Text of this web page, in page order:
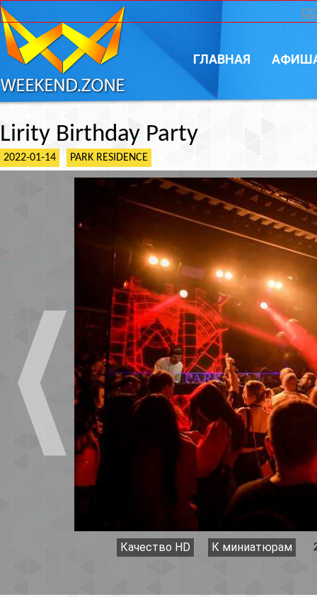
ГЛАВНАЯ
Lirity Birthday Party
2022-01-14 PARK RESIDENCE
Качество HD К миниатюрам